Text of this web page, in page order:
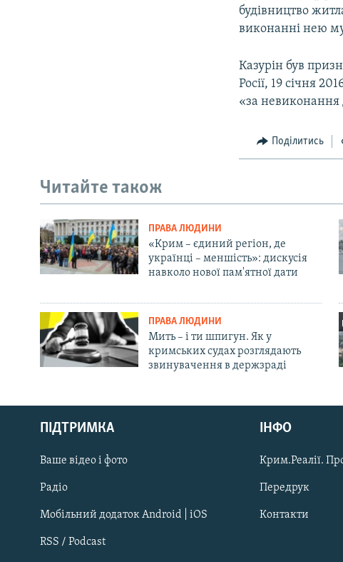
Русский
Qırımtatar
ДОЛУЧАЙСЯ!
будівництво
виконанні нею
Казурін був
Росії, 19 січня
«за невиконання
Поділитись
Читайте також
ПРАВА ЛЮДИНИ
«Крим – єдиний регіон, де
українці – меншість»: дискусія
навколо нової пам'ятної дати
ПРАВА ЛЮДИНИ
Мить – і ти шпигун. Як у
кримських судах розглядають
звинувачення в держзраді
ПІДТРИМКА
Ваше відео і фото
Радіо
Мобільний додаток Android | iOS
RSS / Podcast
ІНФО
Крим.Реалії.
Передрук
Контакти